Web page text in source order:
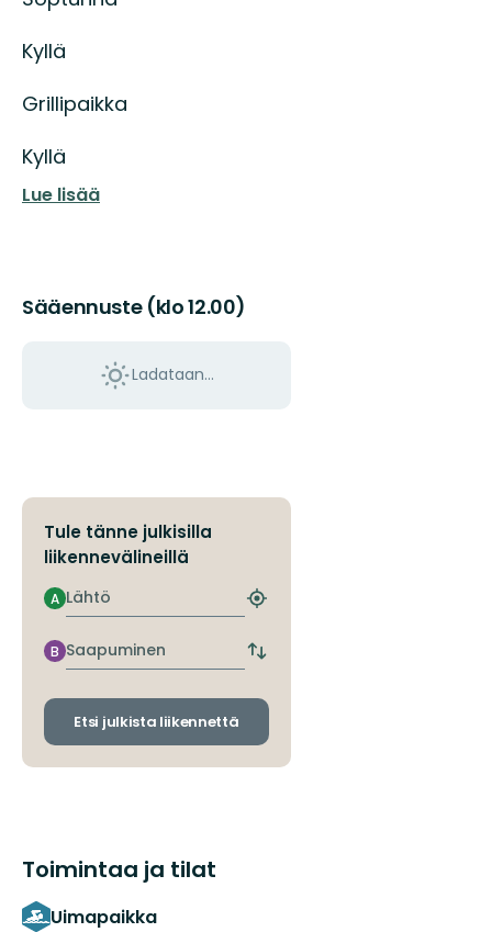
Kyllä
Grillipaikka
Kyllä
Lue lisää
Sääennuste (klo 12.00)
Ladataan…
Tule tänne julkisilla
liikennevälineillä
Lähtö
A
Etsi
pysäkki
Saapuminen
B
Vaihda
ja
Etsi julkista liikennettä
Toimintaa ja tilat
Uimapaikka